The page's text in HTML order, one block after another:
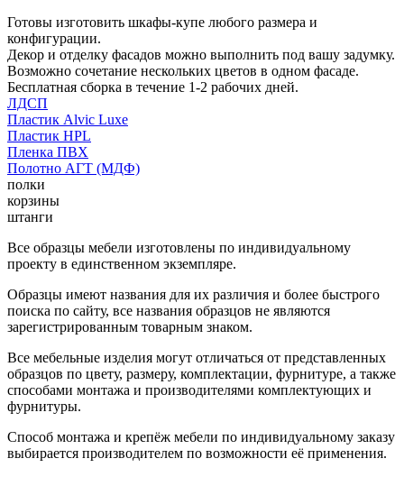
Готовы изготовить шкафы-купе любого размера и
конфигурации.
Декор и отделку фасадов можно выполнить под вашу задумку.
Возможно сочетание нескольких цветов в одном фасаде.
Бесплатная сборка в течение 1-2 рабочих дней.
ЛДСП
Пластик Alvic Luxe
Пластик HPL
Пленка ПВХ
Полотно АГТ (МДФ)
полки
корзины
штанги
Все образцы мебели изготовлены по индивидуальному
проекту в единственном экземпляре.
Образцы имеют названия для их различия и более быстрого
поиска по сайту, все названия образцов не являются
зарегистрированным товарным знаком.
Все мебельные изделия могут отличаться от представленных
образцов по цвету, размеру, комплектации, фурнитуре, а также
способами монтажа и производителями комплектующих и
фурнитуры.
Способ монтажа и крепёж мебели по индивидуальному заказу
выбирается производителем по возможности её применения.